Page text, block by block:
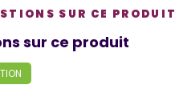
SUR CE PRODUIT
sur ce produit